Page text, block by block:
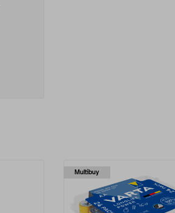
Multibuy